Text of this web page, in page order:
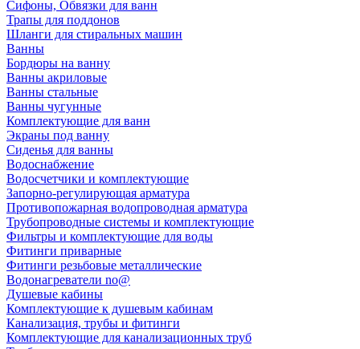
Сифоны, Обвязки для ванн
Трапы для поддонов
Шланги для стиральных машин
Ванны
Бордюры на ванну
Ванны акриловые
Ванны стальные
Ванны чугунные
Комплектующие для ванн
Экраны под ванну
Сиденья для ванны
Водоснабжение
Водосчетчики и комплектующие
Запорно-регулирующая арматура
Противопожарная водопроводная арматура
Трубопроводные системы и комплектующие
Фильтры и комплектующие для воды
Фитинги приварные
Фитинги резьбовые металлические
Водонагреватели no@
Душевые кабины
Комплектующие к душевым кабинам
Канализация, трубы и фитинги
Комплектующие для канализационных труб